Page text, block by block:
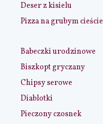
Deser z kisielu
Pizza na grubym cieście
Babeczki urodzinowe
Biszkopt gryczany
Chipsy serowe
Diablotki
Pieczony czosnek